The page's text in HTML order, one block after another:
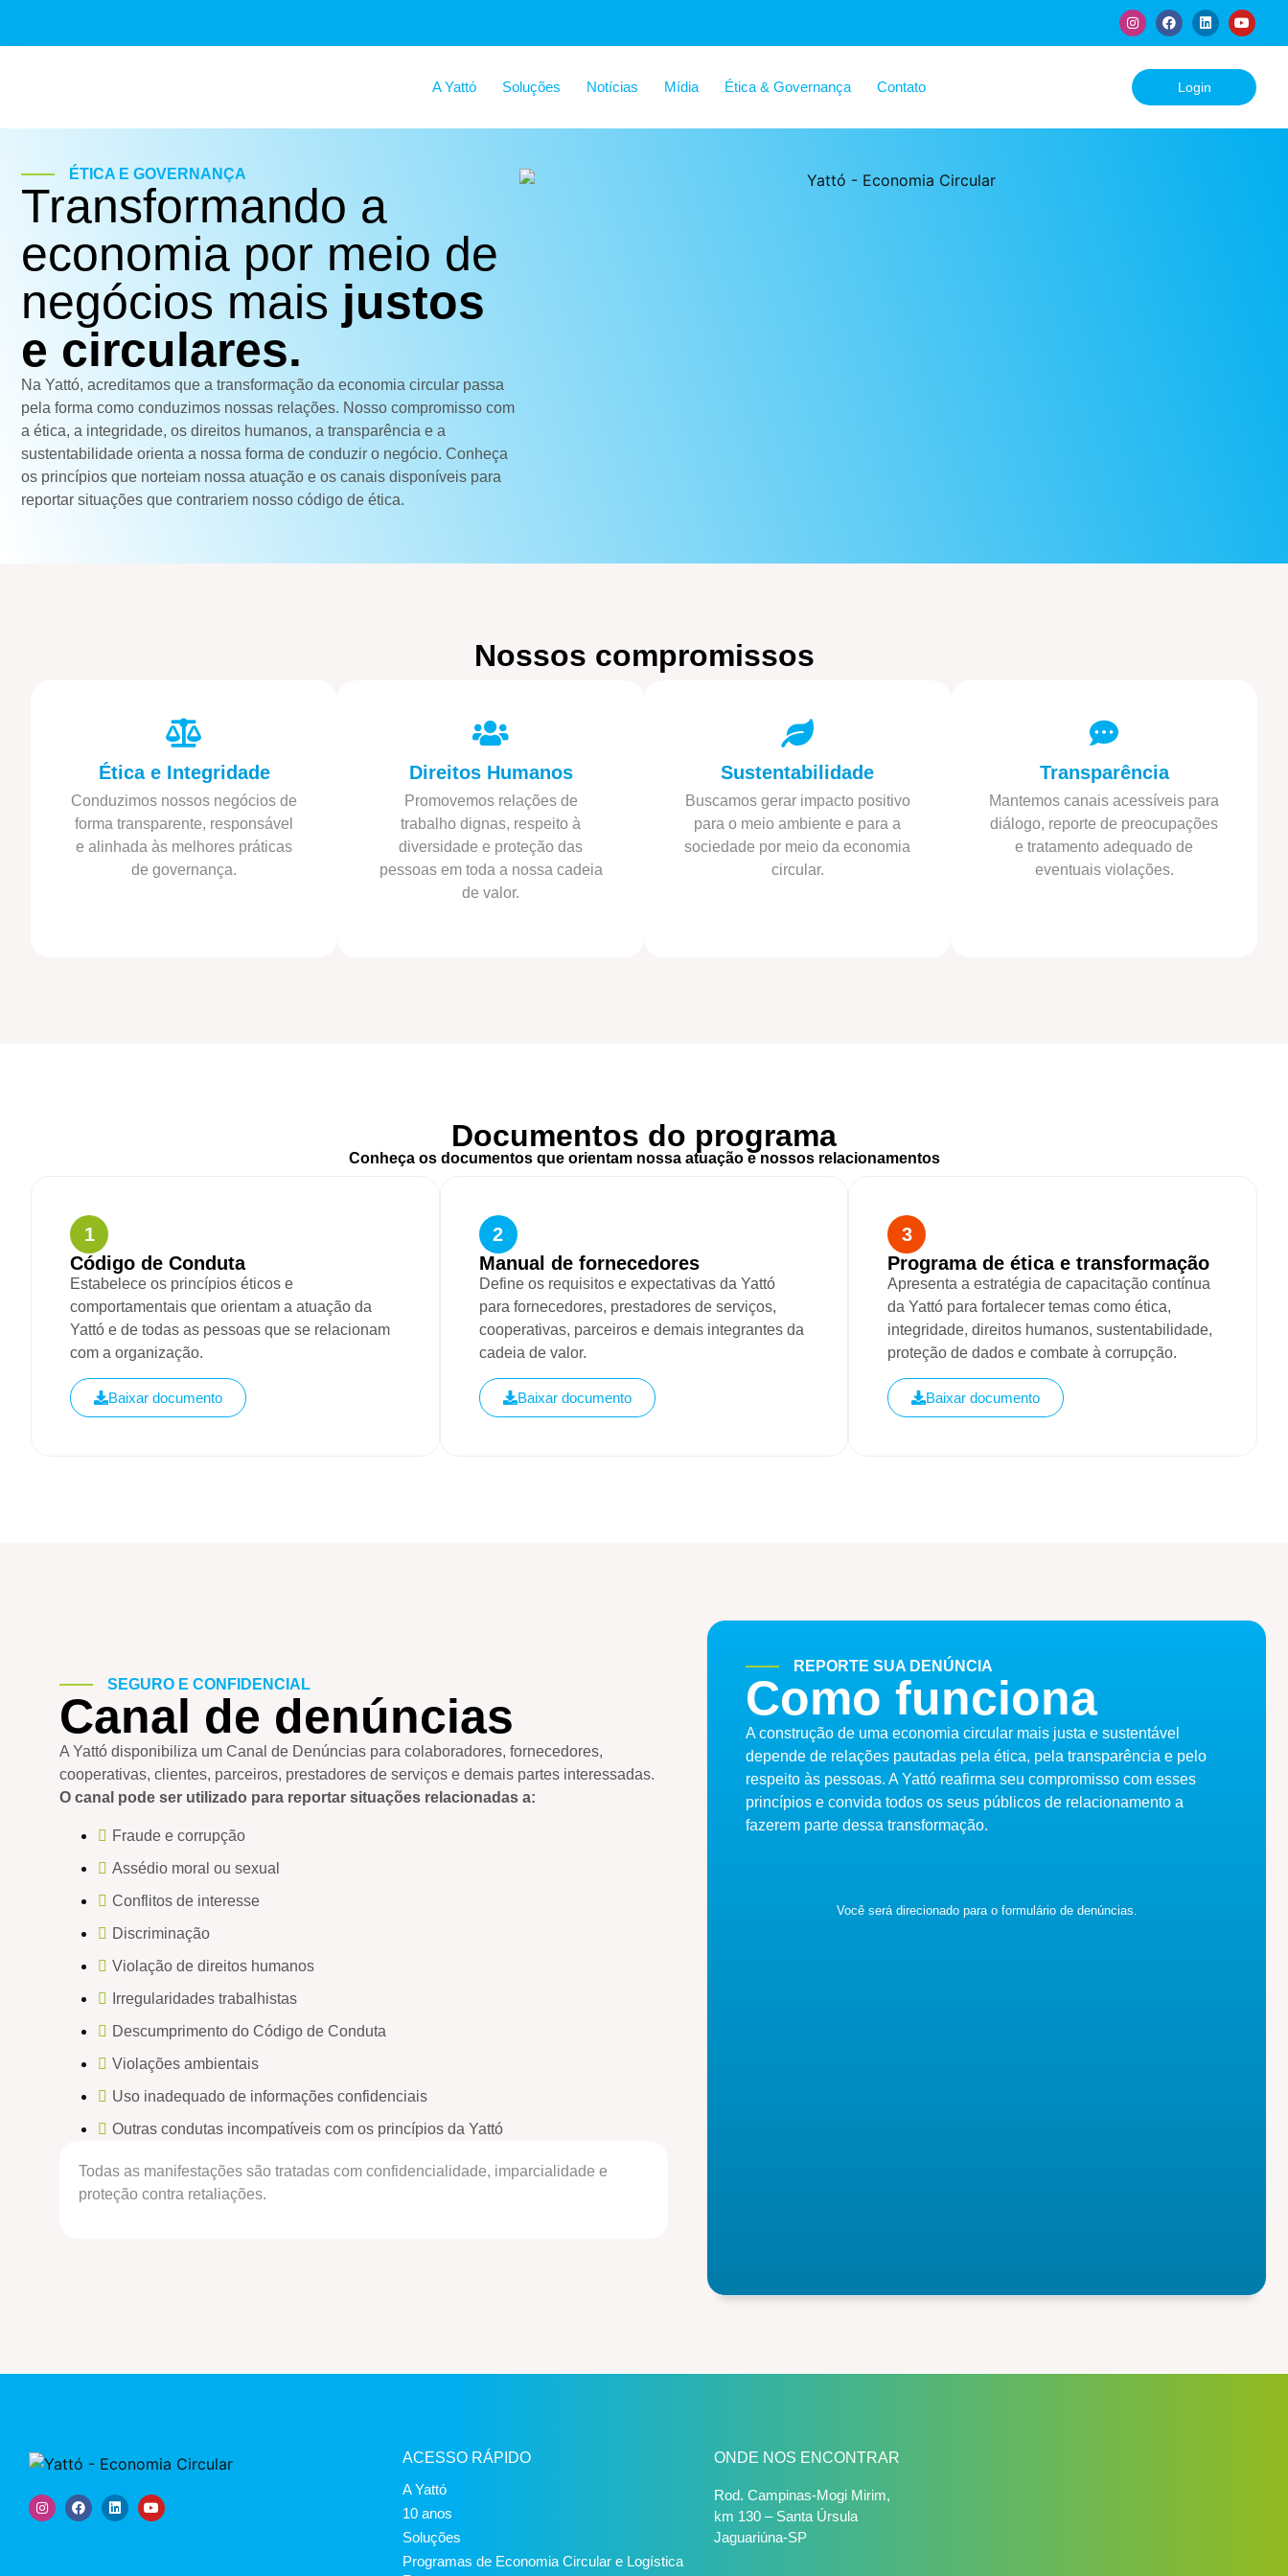
A Yattó Soluções Notícias Mídia Ética & Governança Contato Login
ÉTICA E GOVERNANÇA
Transformando a
economia por meio de
negócios mais justos
e circulares.
Na Yattó, acreditamos que a transformação da economia circular passa
pela forma como conduzimos nossas relações. Nosso compromisso com
a ética, a integridade, os direitos humanos, a transparência e a
sustentabilidade orienta a nossa forma de conduzir o negócio. Conheça
os princípios que norteiam nossa atuação e os canais disponíveis para
reportar situações que contrariem nosso código de ética.
Nossos compromissos
Ética e Integridade
Conduzimos nossos negócios de
forma transparente, responsável
e alinhada às melhores práticas
de governança.
Direitos Humanos
Promovemos relações de
trabalho dignas, respeito à
diversidade e proteção das
pessoas em toda a nossa cadeia
de valor.
Sustentabilidade
Buscamos gerar impacto positivo
para o meio ambiente e para a
sociedade por meio da economia
circular.
Transparência
Mantemos canais acessíveis para
diálogo, reporte de preocupações
e tratamento adequado de
eventuais violações.
Documentos do programa
Conheça os documentos que orientam nossa atuação e nossos relacionamentos
1
Código de Conduta
Estabelece os princípios éticos e
comportamentais que orientam a atuação da
Yattó e de todas as pessoas que se relacionam
com a organização.
Baixar documento
2
Manual de fornecedores
Define os requisitos e expectativas da Yattó
para fornecedores, prestadores de serviços,
cooperativas, parceiros e demais integrantes da
cadeia de valor.
Baixar documento
3
Programa de ética e transformação
Apresenta a estratégia de capacitação contínua
da Yattó para fortalecer temas como ética,
integridade, direitos humanos, sustentabilidade,
proteção de dados e combate à corrupção.
Baixar documento
SEGURO E CONFIDENCIAL
Canal de denúncias
A Yattó disponibiliza um Canal de Denúncias para colaboradores, fornecedores,
cooperativas, clientes, parceiros, prestadores de serviços e demais partes interessadas.
O canal pode ser utilizado para reportar situações relacionadas a:
Fraude e corrupção
Assédio moral ou sexual
Conflitos de interesse
Discriminação
Violação de direitos humanos
Irregularidades trabalhistas
Descumprimento do Código de Conduta
Violações ambientais
Uso inadequado de informações confidenciais
Outras condutas incompatíveis com os princípios da Yattó
Todas as manifestações são tratadas com confidencialidade, imparcialidade e
proteção contra retaliações.
REPORTE SUA DENÚNCIA
Como funciona
A construção de uma economia circular mais justa e sustentável
depende de relações pautadas pela ética, pela transparência e pelo
respeito às pessoas. A Yattó reafirma seu compromisso com esses
princípios e convida todos os seus públicos de relacionamento a
fazerem parte dessa transformação.
Você será direcionado para o formulário de denúncias.
ACESSO RÁPIDO
A Yattó
10 anos
Soluções
Programas de Economia Circular e Logística
ONDE NOS ENCONTRAR
Rod. Campinas-Mogi Mirim,
km 130 – Santa Úrsula
Jaguariúna-SP